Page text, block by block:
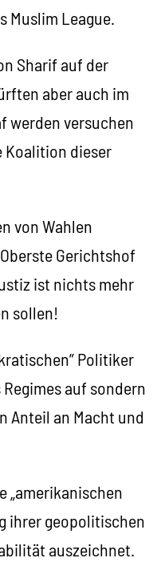
Muslim League.
Sharif auf der
aber auch im
werden versuchen
Koalition dieser
von Wahlen
Gerichtshof
ist nichts mehr
sollen!
Politiker
auf sondern
Anteil an Macht und
„amerikanischen
ihrer geopolitischen
auszeichnet.